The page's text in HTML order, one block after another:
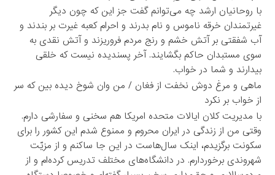
با روحانیان ارشد چه می‌توانم گفت جز این که چون دیگر
غیرتمندان خرقه ناموس و نام بدرند و احرام کعبه غیرت بر بندند و
آب شفقتی بر آتش خشم و رنج مردم فروریزند و آتش نقدی به
سوی مستبدان حاکم بگشایند. آخر پسندیده نیست که خلقی
بیدارند و شما در خواب.
ماهی و مرغ دوش نخفت از فغان / من وان شوخ دیده بین که سر
از خواب بر نکرد
با مدیریت کلان ایالات متحده امریکا هم سخنی و سفارشی دارم.
وقتی من از زندگی در ایران محروم و ممنوع شدم این کشور را برای
سکونت برگزیدم، اینک سال‌هاست در این جا ساکنم و از مزیّت
شهروندی برخوردارم. در دانشگاه‌های مختلف تدریس کرده‌ام و از